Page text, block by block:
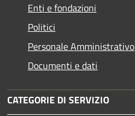
Enti e fondazioni
Politici
Personale Amministrativo
Documenti e dati
CATEGORIE DI SERVIZIO